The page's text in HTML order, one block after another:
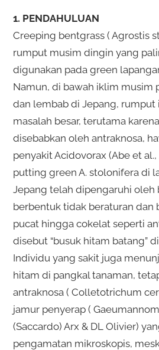
1. PENDAHULUAN
Creeping bentgrass ( Agrostis
rumput musim dingin yang
digunakan pada green
Namun, di bawah iklim musim
dan lembab di Jepang, rumput
masalah besar, terutama
disebabkan oleh antraknosa,
penyakit Acidovorax (Abe et al.,
putting green A. stolonifera di
Jepang telah dipengaruhi oleh
berbentuk tidak beraturan dan
pucat hingga cokelat seperti
disebut “busuk hitam batang”
Individu yang sakit juga
hitam di pangkal tanaman,
antraknosa ( Colletotrichum
jamur penyerap (
(Saccardo) Arx & DL Olivier)
pengamatan mikroskopis,